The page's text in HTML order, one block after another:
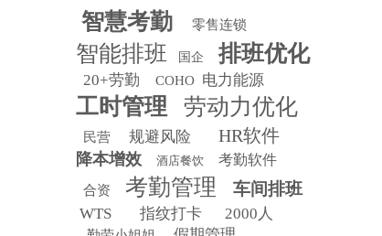
智慧考勤 零售连锁
智能排班 国企 排班优化
20+劳勤 COHO 电力能源
工时管理 劳动力优化
民营 规避风险 HR软件
降本增效 酒店餐饮 考勤软件
合资 考勤管理 车间排班
WTS 指纹打卡 2000人